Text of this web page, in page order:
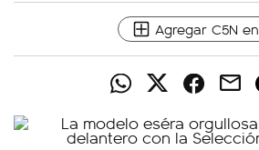
Agregar C5N en